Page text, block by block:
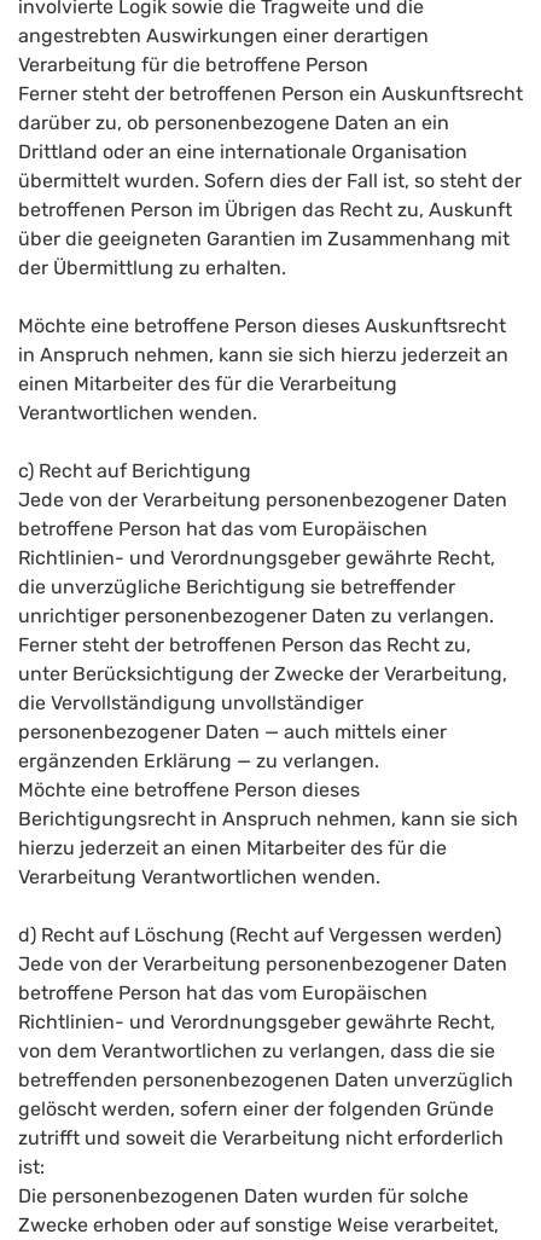
involvierte Logik sowie die Tragweite und die
angestrebten Auswirkungen einer derartigen
Verarbeitung für die betroffene Person
Ferner steht der betroffenen Person ein Auskunftsrecht
darüber zu, ob personenbezogene Daten an ein
Drittland oder an eine internationale Organisation
übermittelt wurden. Sofern dies der Fall ist, so steht der
betroffenen Person im Übrigen das Recht zu, Auskunft
über die geeigneten Garantien im Zusammenhang mit
der Übermittlung zu erhalten.
Möchte eine betroffene Person dieses Auskunftsrecht
in Anspruch nehmen, kann sie sich hierzu jederzeit an
einen Mitarbeiter des für die Verarbeitung
Verantwortlichen wenden.
c) Recht auf Berichtigung
Jede von der Verarbeitung personenbezogener Daten
betroffene Person hat das vom Europäischen
Richtlinien- und Verordnungsgeber gewährte Recht,
die unverzügliche Berichtigung sie betreffender
unrichtiger personenbezogener Daten zu verlangen.
Ferner steht der betroffenen Person das Recht zu,
unter Berücksichtigung der Zwecke der Verarbeitung,
die Vervollständigung unvollständiger
personenbezogener Daten — auch mittels einer
ergänzenden Erklärung — zu verlangen.
Möchte eine betroffene Person dieses
Berichtigungsrecht in Anspruch nehmen, kann sie sich
hierzu jederzeit an einen Mitarbeiter des für die
Verarbeitung Verantwortlichen wenden.
d) Recht auf Löschung (Recht auf Vergessen werden)
Jede von der Verarbeitung personenbezogener Daten
betroffene Person hat das vom Europäischen
Richtlinien- und Verordnungsgeber gewährte Recht,
von dem Verantwortlichen zu verlangen, dass die sie
betreffenden personenbezogenen Daten unverzüglich
gelöscht werden, sofern einer der folgenden Gründe
zutrifft und soweit die Verarbeitung nicht erforderlich
ist:
Die personenbezogenen Daten wurden für solche
Zwecke erhoben oder auf sonstige Weise verarbeitet,